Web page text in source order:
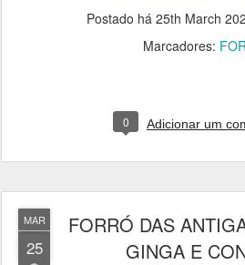
Postado há 25th March
Marcadores:
0 Adicionar um
MAR
25
FORRÓ DAS
GINGA E